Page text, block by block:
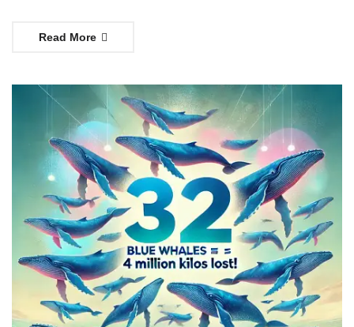
Read More